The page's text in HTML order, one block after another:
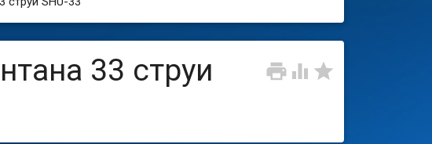
  
33 струи